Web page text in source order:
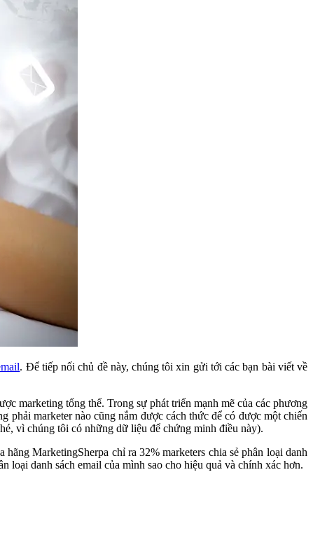
. Để tiếp nối chủ đề này, chúng tôi xin gửi tới các bạn bài viết về
marketing tổng thể. Trong sự phát triển mạnh mẽ của các phương
marketer nào cũng nắm được cách thức để có được một chiến
vì chúng tôi có những dữ liệu để chứng minh điều này).
MarketingSherpa chỉ ra 32% marketers chia sẻ phân loại danh
loại danh sách email của mình sao cho hiệu quả và chính xác hơn.